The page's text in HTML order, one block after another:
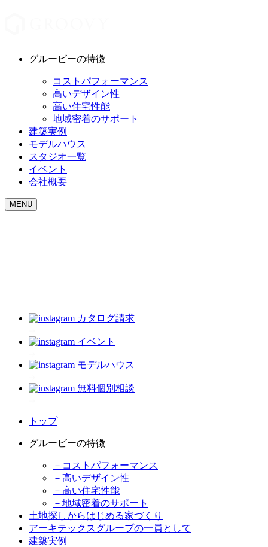
グルービーの特徴
コストパフォーマンス
高いデザイン性
高い住宅性能
地域密着のサポート
建築実例
モデルハウス
スタジオ一覧
イベント
会社概要
MENU
カタログ請求
イベント
モデルハウス
無料個別相談
トップ
グルービーの特徴
－コストパフォーマンス
－高いデザイン性
－高い住宅性能
－地域密着のサポート
土地探しからはじめる家づくり
アーキテックスグループの一員として
建築実例